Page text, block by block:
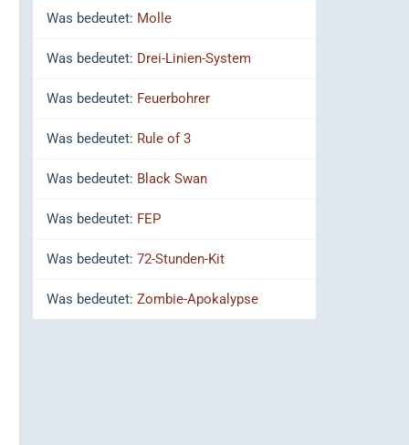
Was bedeutet: Molle
Was bedeutet: Drei-Linien-System
Was bedeutet: Feuerbohrer
Was bedeutet: Rule of 3
Was bedeutet: Black Swan
Was bedeutet: FEP
Was bedeutet: 72-Stunden-Kit
Was bedeutet: Zombie-Apokalypse